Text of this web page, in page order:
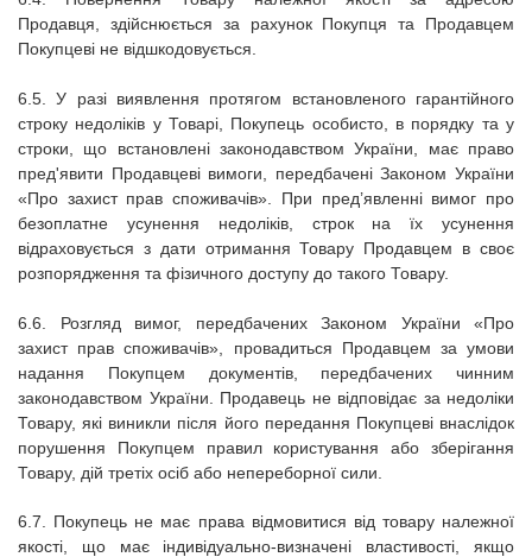
Продавця, здійснюється за рахунок Покупця та Продавцем
Покупцеві не відшкодовується.
6.5. У разі виявлення протягом встановленого гарантійного
строку недоліків у Товарі, Покупець особисто, в порядку та у
строки, що встановлені законодавством України, має право
пред'явити Продавцеві вимоги, передбачені Законом України
«Про захист прав споживачів». При пред’явленні вимог про
безоплатне усунення недоліків, строк на їх усунення
відраховується з дати отримання Товару Продавцем в своє
розпорядження та фізичного доступу до такого Товару.
6.6. Розгляд вимог, передбачених Законом України «Про
захист прав споживачів», провадиться Продавцем за умови
надання Покупцем документів, передбачених чинним
законодавством України. Продавець не відповідає за недоліки
Товару, які виникли після його передання Покупцеві внаслідок
порушення Покупцем правил користування або зберігання
Товару, дій третіх осіб або непереборної сили.
6.7.
Покупець не має права відмовитися від товару належної
якості, що має індивідуально-визначені властивості, якщо